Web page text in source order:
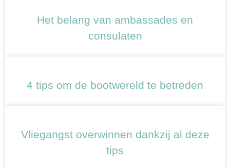
Het belang van ambassades en
consulaten
4 tips om de bootwereld te betreden
Vliegangst overwinnen dankzij al deze
tips